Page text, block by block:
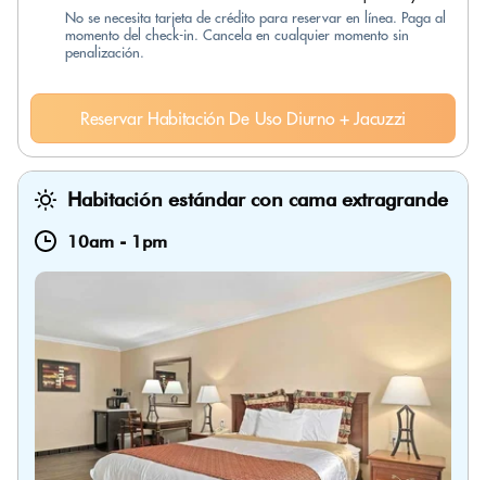
No se necesita tarjeta de crédito para reservar en línea. Paga al
momento del check-in. Cancela en cualquier momento sin
penalización.
Reservar Habitación De Uso Diurno + Jacuzzi
Habitación estándar con cama extragrande
10am - 1pm